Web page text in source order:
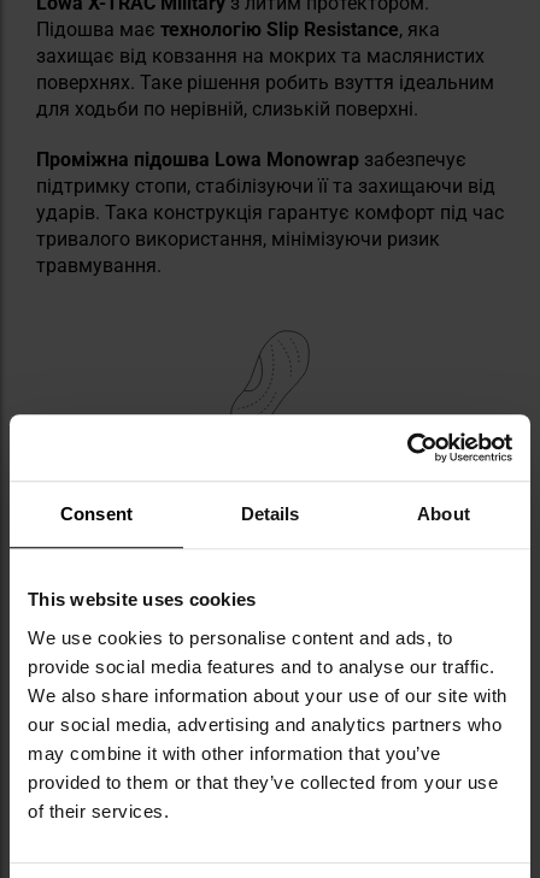
Consent Details About
This website uses cookies
We use cookies to personalise content and ads, to
provide social media features and to analyse our traffic.
We also share information about your use of our site with
our social media, advertising and analytics partners who
may combine it with other information that you’ve
provided to them or that they’ve collected from your use
of their services.
Підошва має технологію Slip Resistance, яка
захищає від ковзання на мокрих та маслянистих
поверхнях. Таке рішення робить взуття ідеальним
для ходьби по нерівній, слизькій поверхні.
Проміжна підошва Lowa Monowrap забезпечує
підтримку стопи, стабілізуючи її та захищаючи від
ударів. Така конструкція гарантує комфорт під час
тривалого використання, мінімізуючи ризик
травмування.
ЗАХИСТ ГОМІЛКОВОСТОПНОГО
СУГЛОБА ТА ДОДАТКОВИЙ ЗАХИСТ
Системастабілізації щиколотки з м’яким коміром
матеріалу в області пальців та п’яти, разом з
армованою частиною гумової підошви, забезпечує
додатковий захист у вразливих місцях.